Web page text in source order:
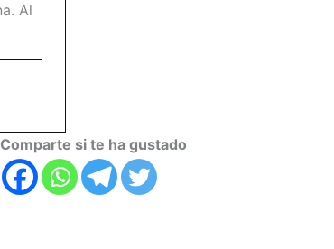
Al
Comparte si te ha gustado